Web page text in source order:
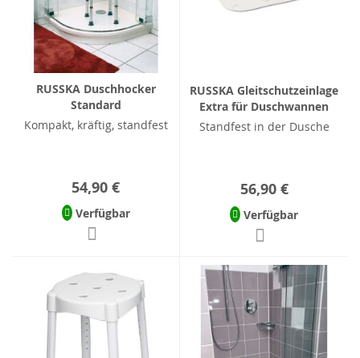
RUSSKA Duschhocker
Standard
Kompakt, kräftig, standfest
54,90 €
Verfügbar
RUSSKA Gleitschutzeinlage
Extra für Duschwannen
Standfest in der Dusche
56,90 €
Verfügbar